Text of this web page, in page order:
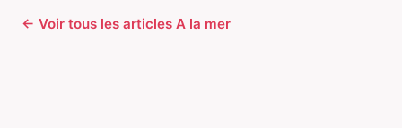
← Voir tous les articles A la mer